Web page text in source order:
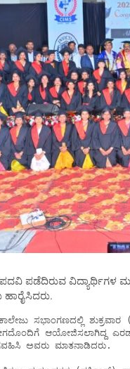
ಪಡೆದಿರುವ ವಿದ್ಯಾರ್ಥಿಗಳ
ಹಾರೈಸಿದರು.
ಆಯೋಜಿಸಲಾಗಿದ್ದ
ಅವರು ಮಾತನಾಡಿದರು.